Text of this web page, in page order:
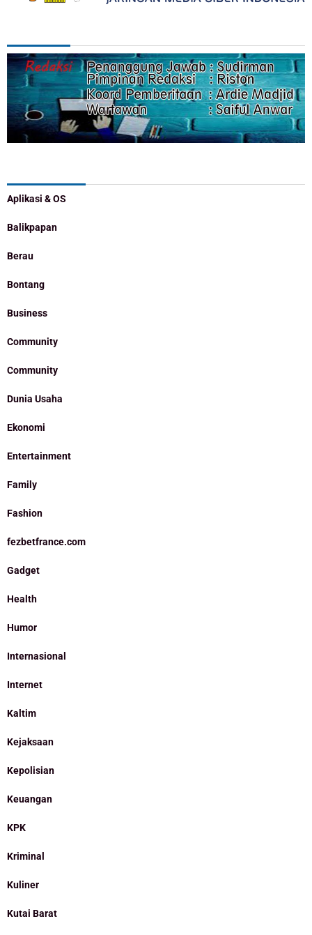
Aplikasi & OS
Balikpapan
Berau
Bontang
Business
Community
Community
Dunia Usaha
Ekonomi
Entertainment
Family
Fashion
fezbetfrance.com
Gadget
Health
Humor
Internasional
Internet
Kaltim
Kejaksaan
Kepolisian
Keuangan
KPK
Kriminal
Kuliner
Kutai Barat